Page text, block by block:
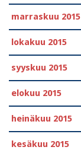
marraskuu 2015
lokakuu 2015
syyskuu 2015
elokuu 2015
heinäkuu 2015
kesäkuu 2015